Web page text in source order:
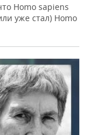
Homo sapiens
уже стал) Homo